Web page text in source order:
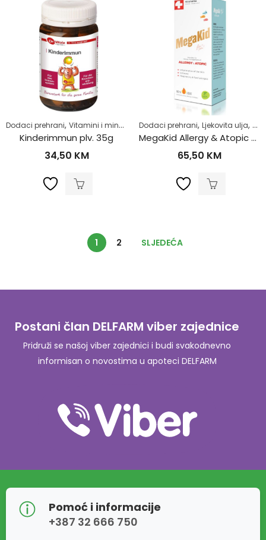
Dodaci prehrani, Vitamini i minerali Za djecu,Zdrav život
Kinderimmun plv. 35g
34,50 KM
Dodaci prehrani, Ljekovita ulja,
MegaKid Allergy & Atopic ulje za oralnu upotrebu 150ml
65,50 KM
1 2 SLJEDEĆA
Postani član DELFARM viber zajednice
Pridruži se našoj viber zajednici i budi svakodnevno
informisan o novostima u apoteci DELFARM
Pomoć i informacije
+387 32 666 750